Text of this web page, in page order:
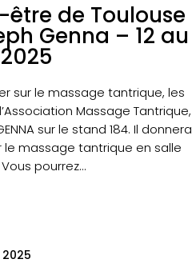
être de Toulouse
Genna – 12 au
sur le massage tantrique, les
Massage Tantrique,
sur le stand 184. Il donnera
le massage tantrique en salle
pourrez...
2025